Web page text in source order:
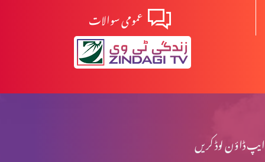
خدا توبہ کے وسیلے معاف کرتا ہےعمومی سوالات
ایپ ڈاؤن لوڈ کریں